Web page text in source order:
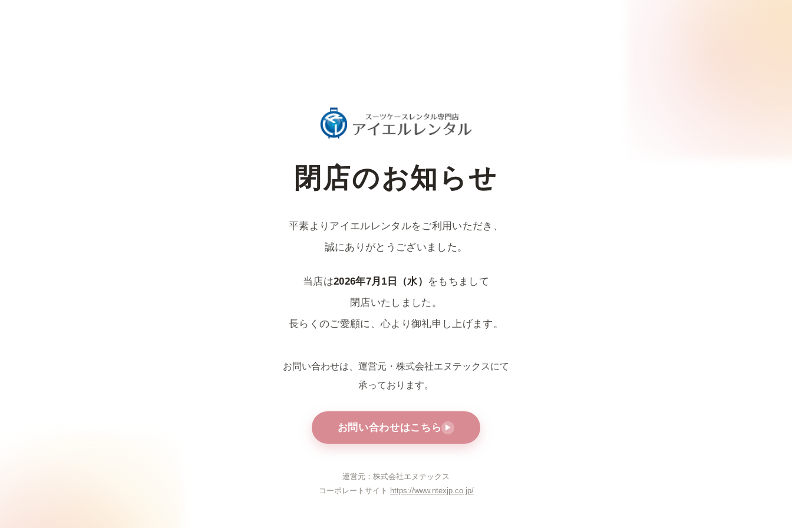
閉店のお知らせ
平素よりアイエルレンタルをご利用いただき、
誠にありがとうございました。
当店は2026年7月1日（水）
をもちまして
閉店いたしました。
長らくのご愛顧に、心より御礼申し上げます。
お問い合わせは、運営元・株式会社エヌテックスにて
承っております。
お問い合わせはこちら ▶
運営元：株式会社エヌテックス
コーポレートサイト https://www.ntexjp.co.jp/